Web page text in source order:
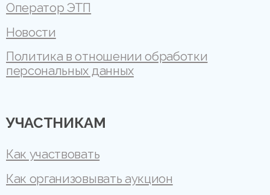
Оператор ЭТП
Новости
Политика в отношении обработки
персональных данных
УЧАСТНИКАМ
Как участвовать
Как организовывать аукцион